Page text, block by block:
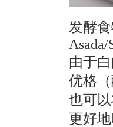
发酵
Asada/
由于
优格
也可
更好